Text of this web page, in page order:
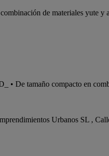
de materiales yute
• De tamaño compacto en
Urbanos SL ,